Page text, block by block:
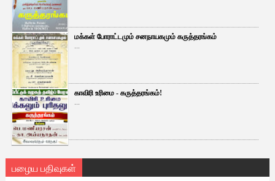
மக்கள் போராட்டமும் சனநாயகமும் கருத்தரங்கம்
...
காவிரி உரிமை - கருத்தரங்கம்!
...
பழைய பதிவுகள்